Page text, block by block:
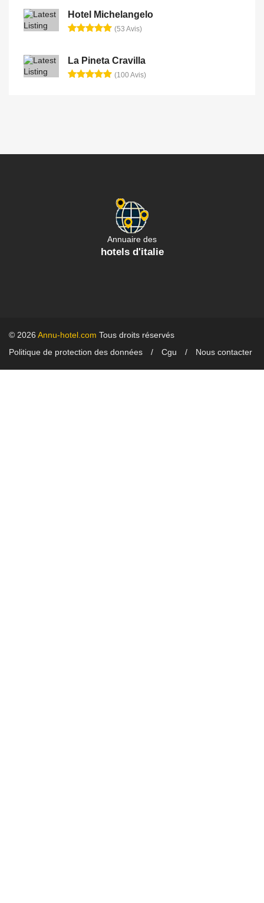
Hotel Michelangelo
(53 Avis)
La Pineta Cravilla
(100 Avis)
Annuaire des
hotels d'italie
© 2026 Annu-hotel.com Tous droits réservés
Politique de protection des données
Cgu Nous contacter